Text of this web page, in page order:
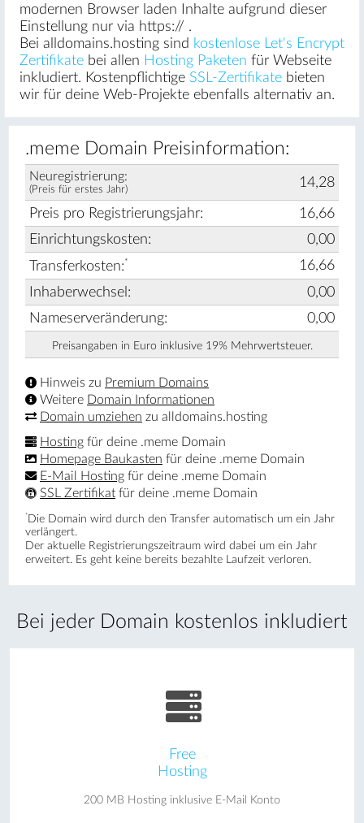
modernen Browser laden Inhalte aufgrund dieser
Einstellung nur via https:// .
Bei alldomains.hosting sind kostenlose Let's Encrypt
Zertifikatebei allen Hosting Paketen für Webseite
inkludiert. Kostenpflichtige SSL-Zertifikatebieten
wir für deine Web-Projekte ebenfalls alternativ an.
Bei jeder Domain kostenlos inkludiert
Free
Hosting
200 MB Hosting inklusive E-Mail Konto
.meme Domain Preisinformation:
Neuregistrierung:
(Preis für erstes Jahr) 14,28
Preis pro Registrierungsjahr:
16,66
Einrichtungskosten:
0,00
Transferkosten:*
16,66
Inhaberwechsel:
0,00
Nameserveränderung:
0,00
Preisangaben in Euro inklusive 19% Mehrwertsteuer.
Hinweis zu Premium Domains
Weitere Domain Informationen
Domain umziehen zu alldomains.hosting
Hosting für deine .meme Domain
Homepage Baukasten für deine .meme Domain
E-Mail Hosting für deine .meme Domain
SSL Zertifikat für deine .meme Domain
* Die Domain wird durch den Transfer automatisch um ein Jahr
verlängert.
Der aktuelle Registrierungs­zeitraum wird dabei um ein Jahr
erweitert. Es geht keine bereits bezahlte Laufzeit verloren.